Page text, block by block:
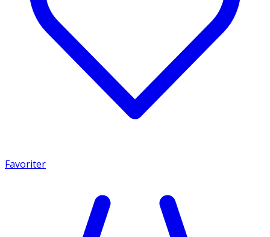
Favoriter